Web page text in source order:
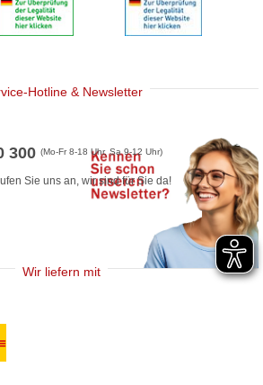
Hotline & Newsletter
300(Mo-Fr 8-18 Uhr, Sa 9-12 Uhr)
Sie uns an, wir sind für Sie da!
Wir liefern mit